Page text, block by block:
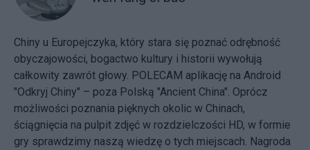
Chiny u Europejczyka, który stara się poznać odrębność
obyczajowości, bogactwo kultury i historii wywołują
całkowity zawrót głowy. POLECAM aplikację na Android
"Odkryj Chiny" – poza Polską "Ancient China". Oprócz
możliwości poznania pięknych okolic w Chinach,
ściągnięcia na pulpit zdjęć w rozdzielczości HD, w formie
gry sprawdzimy naszą wiedzę o tych miejscach. Nagroda